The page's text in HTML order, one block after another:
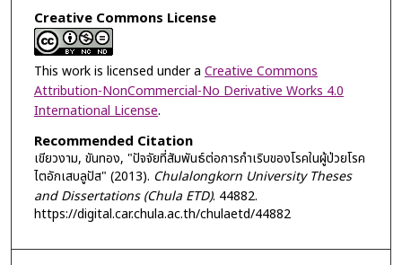
Creative Commons License
This work is licensed under a Creative Commons
Attribution-NonCommercial-No Derivative Works 4.0
International License.
Recommended Citation
เขียวงาม, ขันทอง, "ปัจจัยที่สัมพันธ์ต่อการกำเริบของโรคในผู้ป่วยโรค
ไตอักเสบลูปัส" (2013). Chulalongkorn University Theses
and Dissertations (Chula ETD). 44882.
https://digital.car.chula.ac.th/chulaetd/44882